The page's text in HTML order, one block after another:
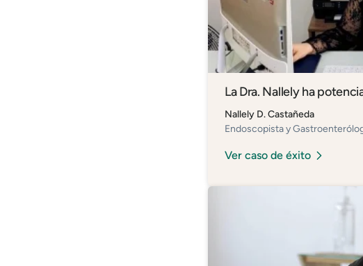
La Dra. Nallely ha
Nallely D. Castañeda
Endoscopista y
Ver caso de éxito